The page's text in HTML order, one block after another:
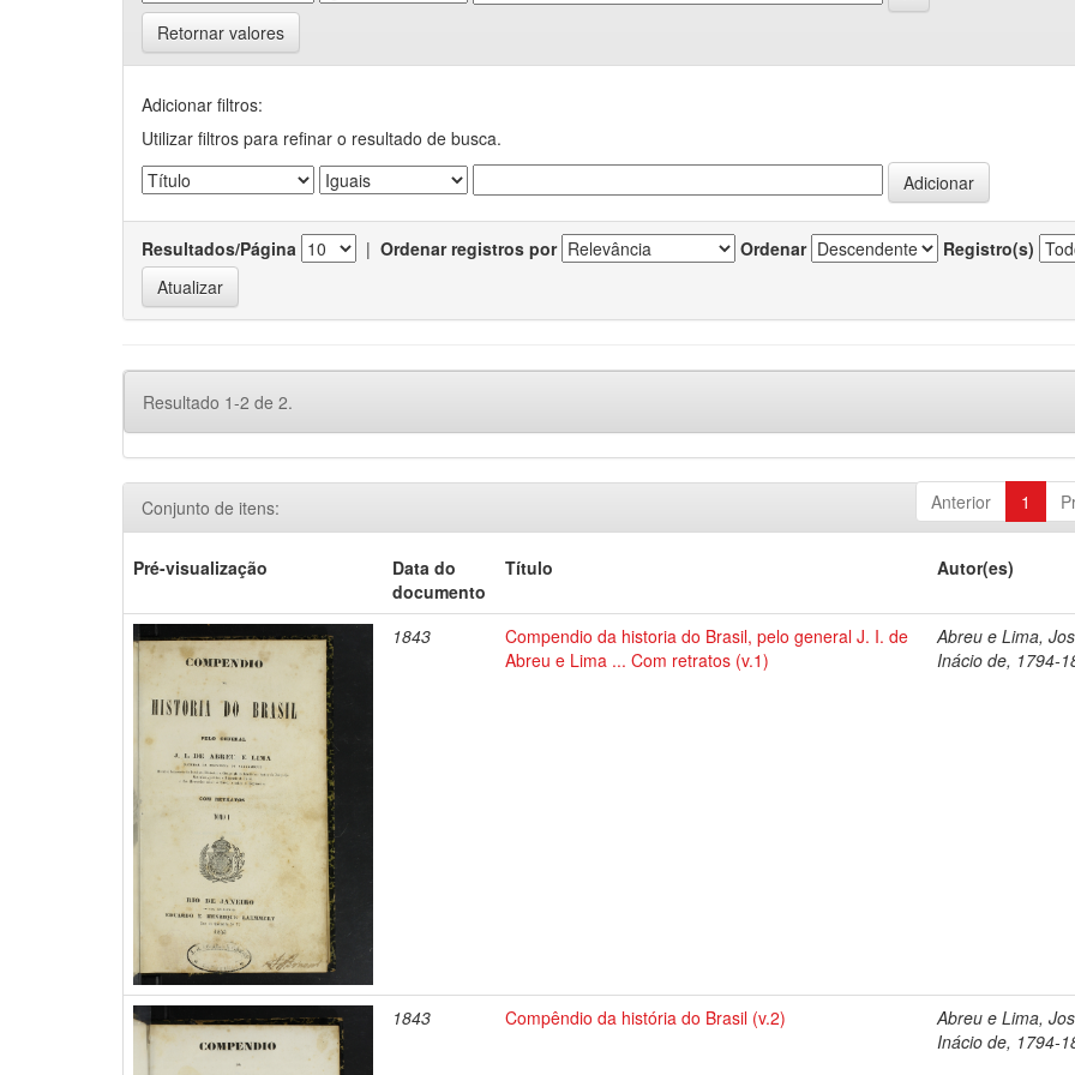
Retornar valores
Adicionar filtros:
Utilizar filtros para refinar o resultado de busca.
Resultados/Página | Ordenar registros por Ordenar Registro(s)
Resultado 1-2 de 2.
Anterior 1
Conjunto de itens:
Pré-visualização
Data do
documento
Título Autor(es)
1843
Compendio da historia do Brasil, pelo general J. I. de
Abreu e Lima ... Com retratos (v.1)
Abreu e Lima,
Inácio de, 1794-
1843 Compêndio da história do Brasil (v.2)
Abreu e Lima,
Inácio de, 1794-